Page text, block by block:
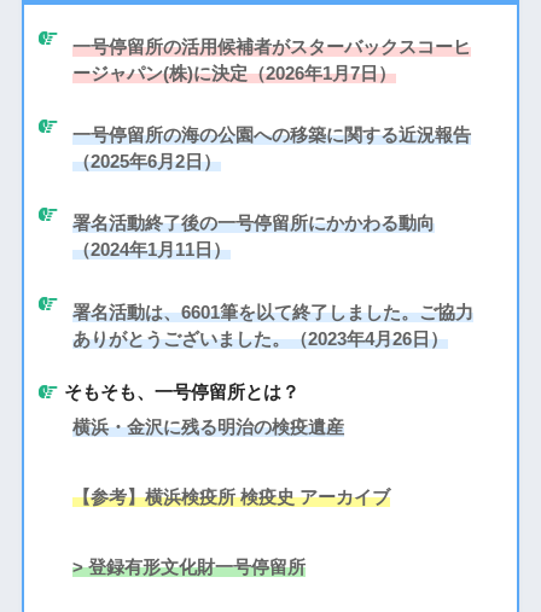
一号停留所の活用候補者がスターバックスコーヒ
ージャパン(株)に決定（2026年1月7日）
一号停留所の海の公園への移築に関する近況報告
（2025年6月2日）
署名活動終了後の一号停留所にかかわる動向
（2024年1月11日）
署名活動は、6601筆を以て終了しました。ご協力
ありがとうございました。（2023年4月26日）
そもそも、一号停留所とは？
横浜・金沢に残る明治の検疫遺産
【参考】横浜検疫所 検疫史 アーカイブ
> 登録有形文化財一号停留所